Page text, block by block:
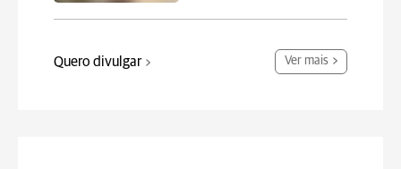
Quero divulgar Ver mais